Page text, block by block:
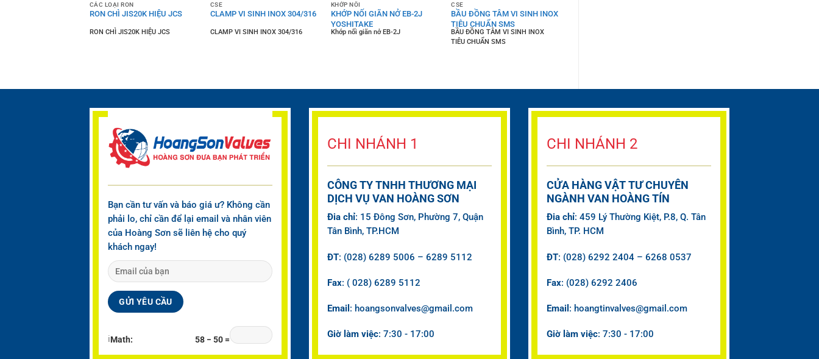
CÁC LOẠI RON
RON CHÌ JIS20K HIỆU JCS
RON CHÌ JIS20K HIỆU JCS
CSE
CLAMP VI SINH INOX 304/316
CLAMP VI SINH INOX 304/316
KHỚP NỐI
KHỚP NỐI GIÃN NỞ EB-2J
YOSHITAKE
Khớp nối giãn nở EB-2J
CSE
BẦU ĐỒNG TÂM VI SINH INOX
TIÊU CHUẨN SMS
BẦU ĐỒNG TÂM VI SINH INOX
TIÊU CHUẨN SMS
Bạn cần tư vấn và báo giá ư? Không cần
phải lo, chỉ cần để lại email và nhân viên
của Hoàng Sơn sẽ liên hệ cho quý
khách ngay!
ℹMath: 58 − 50 =
CHI NHÁNH 1
CÔNG TY TNHH THƯƠNG MẠI
DỊCH VỤ VAN HOÀNG SƠN
Đia chỉ: 15 Đông Sơn, Phường 7, Quận
Tân Bình, TP.HCM
ĐT: (028) 6289 5006 – 6289 5112
Fax: ( 028) 6289 5112
Email : hoangsonvalves@gmail.com
Giờ làm việc: 7:30 - 17:00
CHI NHÁNH 2
CỬA HÀNG VẬT TƯ CHUYÊN
NGÀNH VAN HOÀNG TÍN
Đia chỉ: 459 Lý Thường Kiệt, P.8, Q. Tân
Bình, TP. HCM
ĐT: (028) 6292 2404 – 6268 0537
Fax: (028) 6292 2406
Email : hoangtinvalves@gmail.com
Giờ làm việc: 7:30 - 17:00